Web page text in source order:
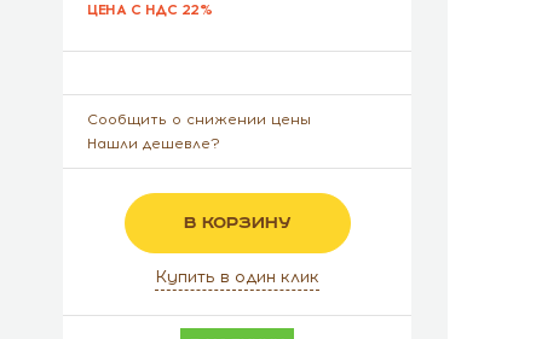
ЦЕНА С НДС 22%
Сообщить о снижении цены
Нашли дешевле?
В КОРЗИНУ
Купить в один клик